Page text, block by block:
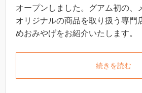
オープンしました。グアム初の、
オリジナルの商品を取り扱う専門
めおみやげをお紹介いたします。
続きを読む